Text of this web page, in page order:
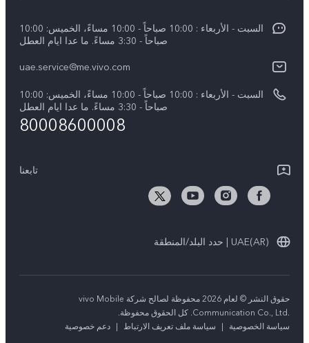
Y39 5G
Y04
Funtouch OS
بيان الخصوصية بشأن خدمة العملاء
تنزيل جداول LUT لاستعادة السجل
الأخبار
الإشعارات القانونية
نبذة عنا
الأخبار
السبت - الأربعاء : 10:00 صباحاً - 10:00 مساءً، الخميس: 10:00
صباحاً - 3:30 مساءً. ما عدا ايام العطل
uae.service@me.vivo.com
السبت - الأربعاء : 10:00 صباحاً - 10:00 مساءً، الخميس: 10:00
صباحاً - 3:30 مساءً. ما عدا ايام العطل
80008600008
تابعنا
UAE(AR) | حدد البلد/المنطقة
حقوق النشر © لعام 2026 محفوظة لصالح شركة vivo Mobile
Communication Co., Ltd.‎. كل الحقوق محفوظة.
سياسة الخصوصية
| سياسة ملف تعريف الارتباط | دعم خصوصية